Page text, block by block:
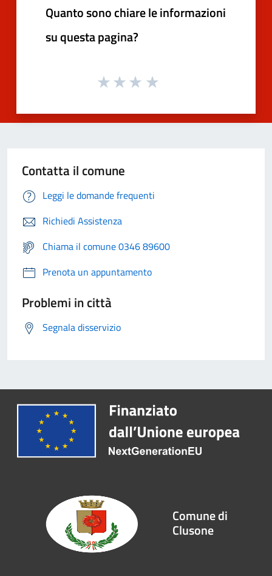
Quanto sono chiare le informazioni
su questa pagina?
Contatta il comune
Leggi le domande frequenti
Richiedi Assistenza
Chiama il comune 0346 89600
Prenota un appuntamento
Problemi in città
Segnala disservizio
Comune di
Clusone